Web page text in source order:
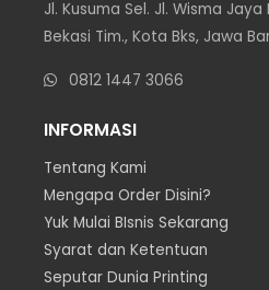
Jl. Kusuma Sel. Jl. Wisma Jaya
Bekasi Tim., Kota Bks, Jawa
0812 1447 3066
INFORMASI
Tentang Kami
Mengapa Order Disini?
Yuk Mulai BIsnis Sekarang
Syarat dan Ketentuan
Seputar Dunia Printing